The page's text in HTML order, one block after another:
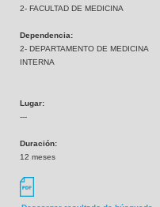
2- FACULTAD DE MEDICINA
Dependencia:
2- DEPARTAMENTO DE MEDICINA
INTERNA
Lugar:
---
Duración:
12 meses